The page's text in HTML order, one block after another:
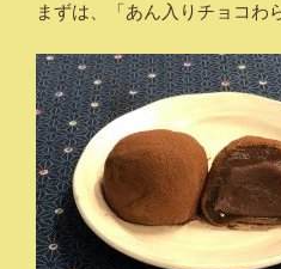
まずは、「あん入りチョコわ